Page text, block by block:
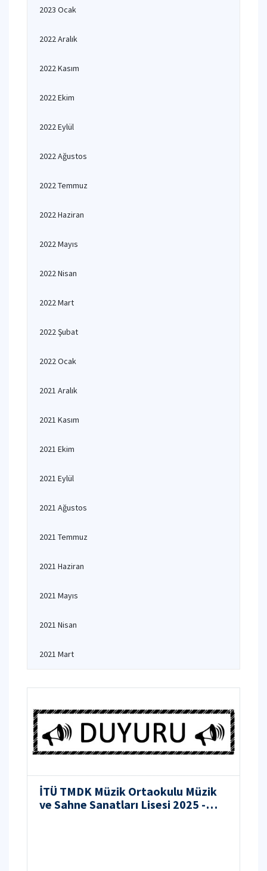
2023 Ocak
2022 Aralık
2022 Kasım
2022 Ekim
2022 Eylül
2022 Ağustos
2022 Temmuz
2022 Haziran
2022 Mayıs
2022 Nisan
2022 Mart
2022 Şubat
2022 Ocak
2021 Aralık
2021 Kasım
2021 Ekim
2021 Eylül
2021 Ağustos
2021 Temmuz
2021 Haziran
2021 Mayıs
2021 Nisan
2021 Mart
İTÜ TMDK Müzik Ortaokulu Müzik
ve Sahne Sanatları Lisesi 2025 -